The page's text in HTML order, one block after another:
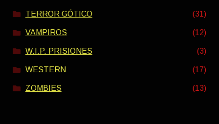
TERROR GÓTICO (31)
VAMPIROS (12)
W.I.P. PRISIONES (3)
WESTERN (17)
ZOMBIES (13)